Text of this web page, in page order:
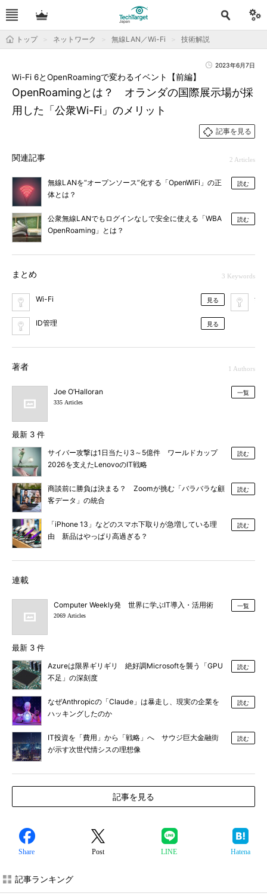
トップ ネットワーク 無線LAN／Wi-Fi 技術解説
2023年6月7日
OpenRoamingとは？ オランダの国際展示場が採
用した「公衆Wi-Fi」のメリット
Wi-Fi 6とOpenRoamingで変わるイベント【前編】
記事を見る
関連記事 2 Articles
無線LANを“オープンソース”化する「OpenWiFi」の正
体とは？
読む
公衆無線LANでもログインなしで安全に使える「WBA
OpenRoaming」とは？
読む
まとめ 3 Keywords
Wi-Fi 見る
ID管理 見る
無
著者 1 Authors
Joe O’Halloran
335 Articles
一覧
最新 3 件
サイバー攻撃は1日当たり3～5億件 ワールドカップ
2026を支えたLenovoのIT戦略
読む
商談前に勝負は決まる？ Zoomが挑む「バラバラな顧
客データ」の統合
読む
「iPhone 13」などのスマホ下取りが急増している理
由 新品はやっぱり高過ぎる？
読む
連載
Computer Weekly発 世界に学ぶIT導入・活用術
2069 Articles
一覧
最新 3 件
Azureは限界ギリギリ 絶好調Microsoftを襲う「GPU
不足」の深刻度
読む
なぜAnthropicの「Claude」は暴走し、現実の企業を
ハッキングしたのか
読む
IT投資を「費用」から「戦略」へ サウジ巨大金融街
が示す次世代情シスの理想像
読む
記事を見る
Share Post LINE Hatena
記事ランキング